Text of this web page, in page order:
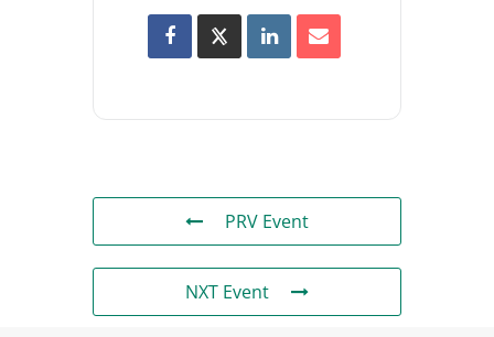
PRV Event
NXT Event